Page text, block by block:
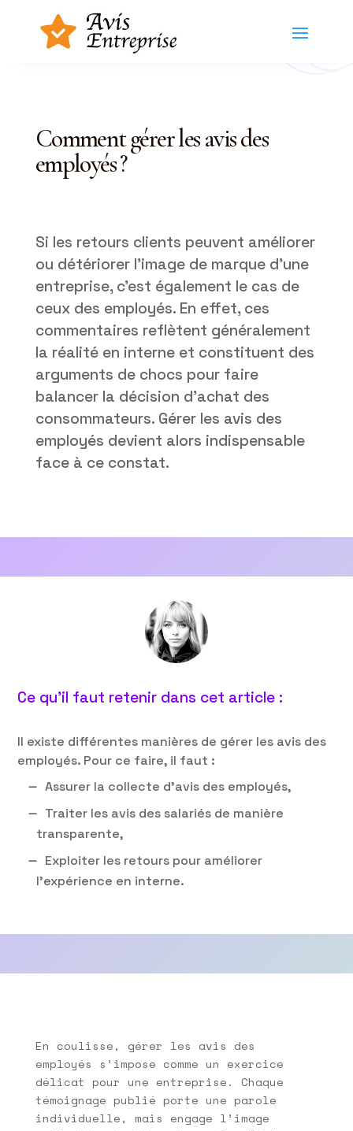
Comment gérer les avis des
employés ?
Si les retours clients peuvent améliorer
ou détériorer l’image de marque d’une
entreprise, c’est également le cas de
ceux des employés. En effet, ces
commentaires reflètent généralement
la réalité en interne et constituent des
arguments de chocs pour faire
balancer la décision d’achat des
consommateurs. Gérer les avis des
employés devient alors indispensable
face à ce constat.
Ce qu’il faut retenir dans cet article :
Il existe différentes manières de gérer les avis des
employés. Pour ce faire, il faut :
Assurer la collecte d’avis des employés,
Traiter les avis des salariés de manière
transparente,
Exploiter les retours pour améliorer
l’expérience en interne.
En coulisse, gérer les avis des
employés s’impose comme un exercice
délicat pour une entreprise. Chaque
témoignage publié porte une parole
individuelle, mais engage l’image